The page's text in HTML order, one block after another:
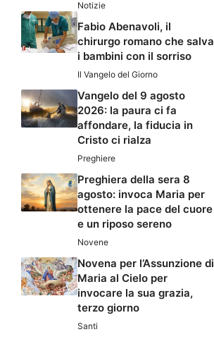
Notizie
Fabio Abenavoli, il
chirurgo romano che salva
i bambini con il sorriso
Il Vangelo del Giorno
Vangelo del 9 agosto
2026: la paura ci fa
affondare, la fiducia in
Cristo ci rialza
Preghiere
Preghiera della sera 8
agosto: invoca Maria per
ottenere la pace del cuore
e un riposo sereno
Novene
Novena per l’Assunzione di
Maria al Cielo per
invocare la sua grazia,
terzo giorno
Santi